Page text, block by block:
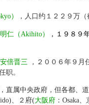
） ，人口约１２２９万
明仁（Akihito） ，１９８９
安倍晋三 ，２００６年９月
职。
直属中央政府，但各都、
、２府(大阪府 ：Osaka